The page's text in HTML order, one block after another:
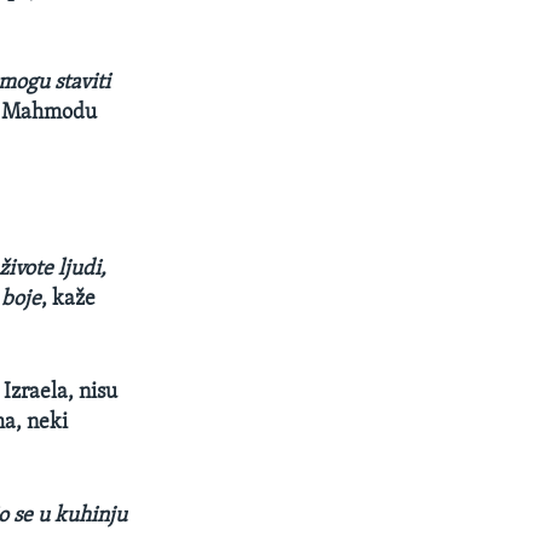
staviti
ljudi,
, kaže
nisu
neki
se u kuhinju